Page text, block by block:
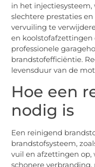
in het
slechtere prestaties
vervuiling te
en koolstofafzettingen
professionele
brandstofefficiëntie.
levensduur van de
Hoe een
nodig is
Een reinigend
brandstofsysteem,
vuil en afzettingen op,
schonere